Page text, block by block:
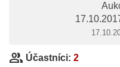
group Účastníci: 2